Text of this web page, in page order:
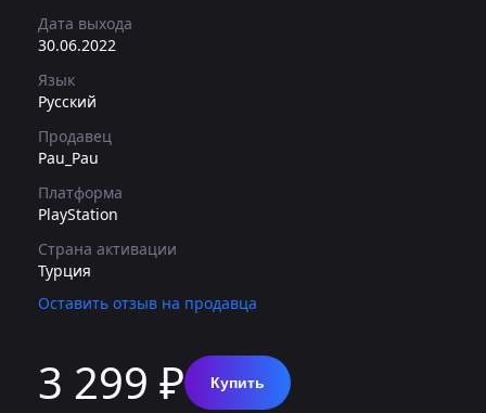
Дата выхода
30.06.2022
Язык
Русский
Продавец
Pau_Pau
Платформа
PlayStation
Страна активации
Турция
Оставить отзыв на продавца
3 299 ₽ Купить